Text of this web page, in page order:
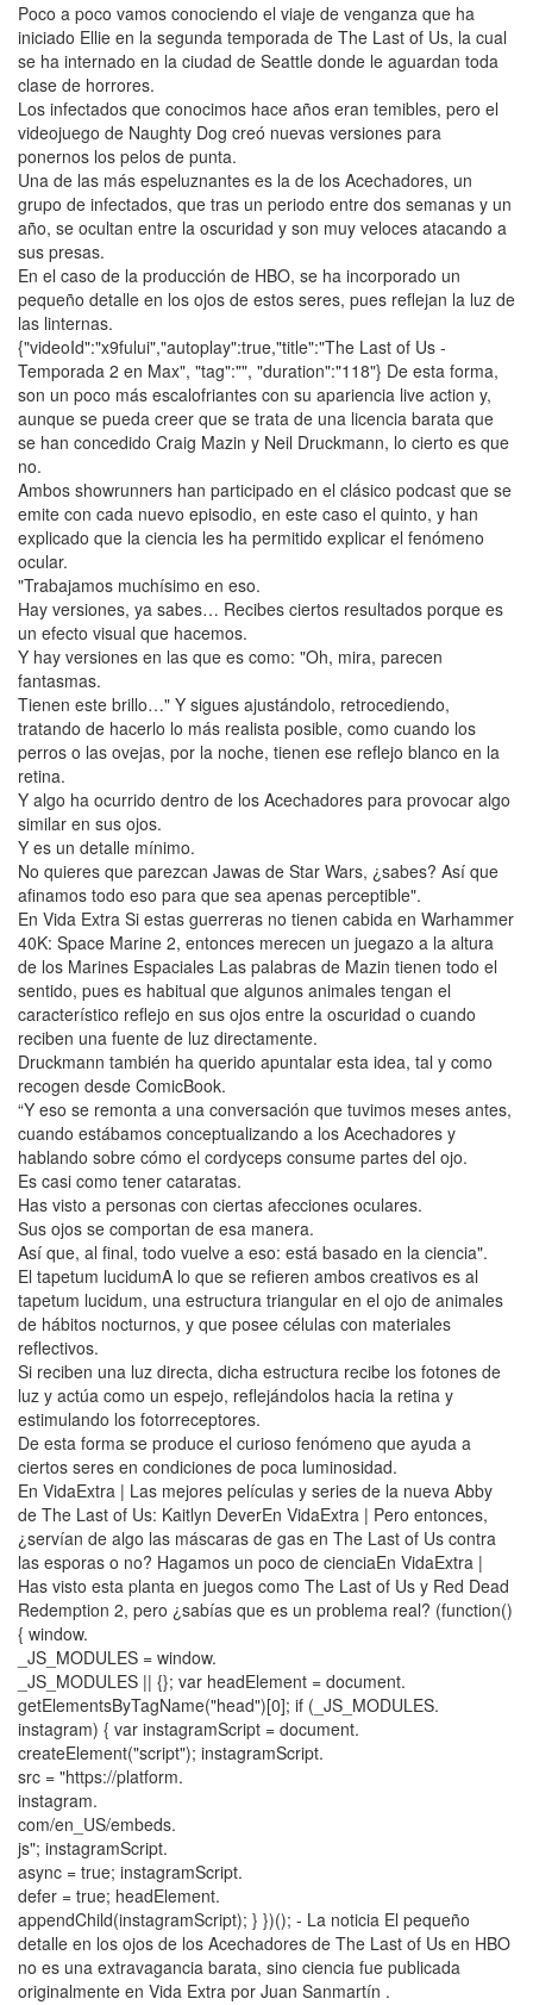
Poco a poco vamos conociendo el viaje de venganza que ha
iniciado Ellie en la segunda temporada de The Last of Us, la cual
se ha internado en la ciudad de Seattle donde le aguardan toda
clase de horrores.
Los infectados que conocimos hace años eran temibles, pero el
videojuego de Naughty Dog creó nuevas versiones para
ponernos los pelos de punta.
Una de las más espeluznantes es la de los Acechadores, un
grupo de infectados, que tras un periodo entre dos semanas y un
año, se ocultan entre la oscuridad y son muy veloces atacando a
sus presas.
En el caso de la producción de HBO, se ha incorporado un
pequeño detalle en los ojos de estos seres, pues reflejan la luz de
las linternas.
{"videoId":"x9fului","autoplay":true,"title":"The Last of Us -
Temporada 2 en Max", "tag":"", "duration":"118"} De esta forma,
son un poco más escalofriantes con su apariencia live action y,
aunque se pueda creer que se trata de una licencia barata que
se han concedido Craig Mazin y Neil Druckmann, lo cierto es que
no.
Ambos showrunners han participado en el clásico podcast que se
emite con cada nuevo episodio, en este caso el quinto, y han
explicado que la ciencia les ha permitido explicar el fenómeno
ocular.
"Trabajamos muchísimo en eso.
Hay versiones, ya sabes… Recibes ciertos resultados porque es
un efecto visual que hacemos.
Y hay versiones en las que es como: "Oh, mira, parecen
fantasmas.
Tienen este brillo…" Y sigues ajustándolo, retrocediendo,
tratando de hacerlo lo más realista posible, como cuando los
perros o las ovejas, por la noche, tienen ese reflejo blanco en la
retina.
Y algo ha ocurrido dentro de los Acechadores para provocar algo
similar en sus ojos.
Y es un detalle mínimo.
No quieres que parezcan Jawas de Star Wars, ¿sabes? Así que
afinamos todo eso para que sea apenas perceptible".
En Vida Extra Si estas guerreras no tienen cabida en Warhammer
40K: Space Marine 2, entonces merecen un juegazo a la altura
de los Marines Espaciales Las palabras de Mazin tienen todo el
sentido, pues es habitual que algunos animales tengan el
característico reflejo en sus ojos entre la oscuridad o cuando
reciben una fuente de luz directamente.
Druckmann también ha querido apuntalar esta idea, tal y como
recogen desde ComicBook.
“Y eso se remonta a una conversación que tuvimos meses antes,
cuando estábamos conceptualizando a los Acechadores y
hablando sobre cómo el cordyceps consume partes del ojo.
Es casi como tener cataratas.
Has visto a personas con ciertas afecciones oculares.
Sus ojos se comportan de esa manera.
Así que, al final, todo vuelve a eso: está basado en la ciencia".
El tapetum lucidumA lo que se refieren ambos creativos es al
tapetum lucidum, una estructura triangular en el ojo de animales
de hábitos nocturnos, y que posee células con materiales
reflectivos.
Si reciben una luz directa, dicha estructura recibe los fotones de
luz y actúa como un espejo, reflejándolos hacia la retina y
estimulando los fotorreceptores.
De esta forma se produce el curioso fenómeno que ayuda a
ciertos seres en condiciones de poca luminosidad.
En VidaExtra | Las mejores películas y series de la nueva Abby
de The Last of Us: Kaitlyn DeverEn VidaExtra | Pero entonces,
¿servían de algo las máscaras de gas en The Last of Us contra
las esporas o no? Hagamos un poco de cienciaEn VidaExtra |
Has visto esta planta en juegos como The Last of Us y Red Dead
Redemption 2, pero ¿sabías que es un problema real? (function()
{ window.
_JS_MODULES = window.
_JS_MODULES || {}; var headElement = document.
getElementsByTagName("head")[0]; if (_JS_MODULES.
instagram) { var instagramScript = document.
createElement("script"); instagramScript.
src = "https://platform.
instagram.
com/en_US/embeds.
js"; instagramScript.
async = true; instagramScript.
defer = true; headElement.
appendChild(instagramScript); } })(); - La noticia El pequeño
detalle en los ojos de los Acechadores de The Last of Us en HBO
no es una extravagancia barata, sino ciencia fue publicada
originalmente en Vida Extra por Juan Sanmartín .